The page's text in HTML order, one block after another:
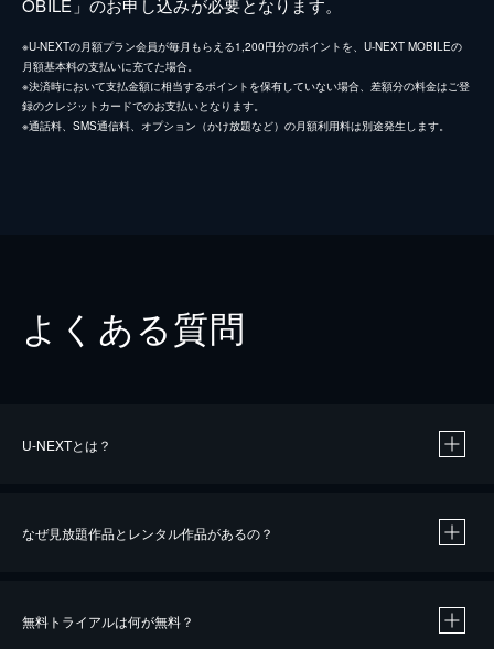
OBILE」のお申し込みが必要となります。
※U-NEXTの月額プラン会員が毎月もらえる1,200円分のポイントを、U-NEXT MOBILEの
月額基本料の支払いに充てた場合。
※決済時において支払金額に相当するポイントを保有していない場合、差額分の料金はご登
録のクレジットカードでのお支払いとなります。
※通話料、SMS通信料、オプション（かけ放題など）の月額利用料は別途発生します。
よくある質問
U-NEXTとは？
なぜ見放題作品とレンタル作品があるの？
無料トライアルは何が無料？